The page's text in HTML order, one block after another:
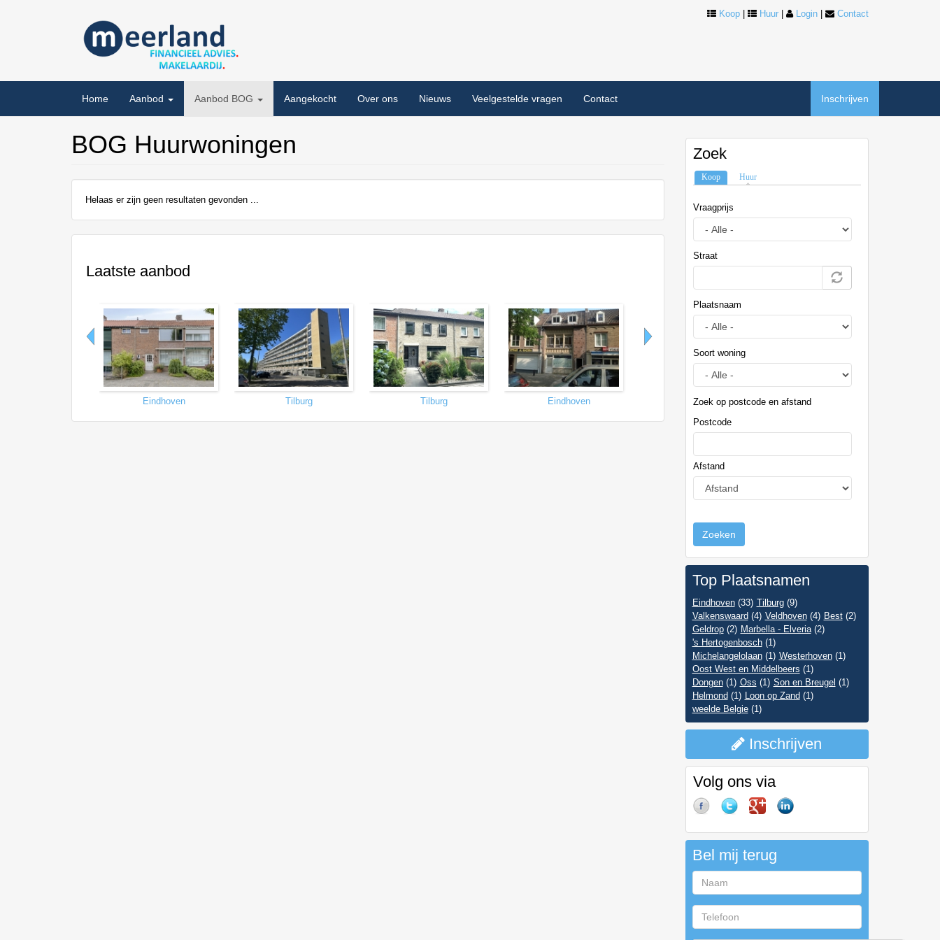
Koop Huur Login Contact
Home Aanbod Aanbod BOG Aangekocht Over ons Nieuws Veelgestelde vragen Contact Inschrijven
BOG Huurwoningen
Helaas er zijn geen resultaten gevonden ...
Laatste aanbod
Eindhoven Tilburg Tilburg Eindhoven Marbella - Elveria
Zoek
Koop(actieve tabblad)
Huur
Vraagprijs
Straat
Plaatsnaam
Soort woning
Zoek op postcode en afstand
Postcode
Afstand
Zoeken
Top Plaatsnamen
Eindhoven (33) Tilburg (9)
Valkenswaard (4) Veldhoven (4) Best (2)
Geldrop (2) Marbella - Elveria (2)
's Hertogenbosch (1)
Michelangelolaan (1) Westerhoven (1)
Oost West en Middelbeers (1)
Dongen (1) Oss (1) Son en Breugel (1)
Helmond (1) Loon op Zand (1)
weelde Belgie (1)
Inschrijven
Volg ons via
Bel mij terug
Naam